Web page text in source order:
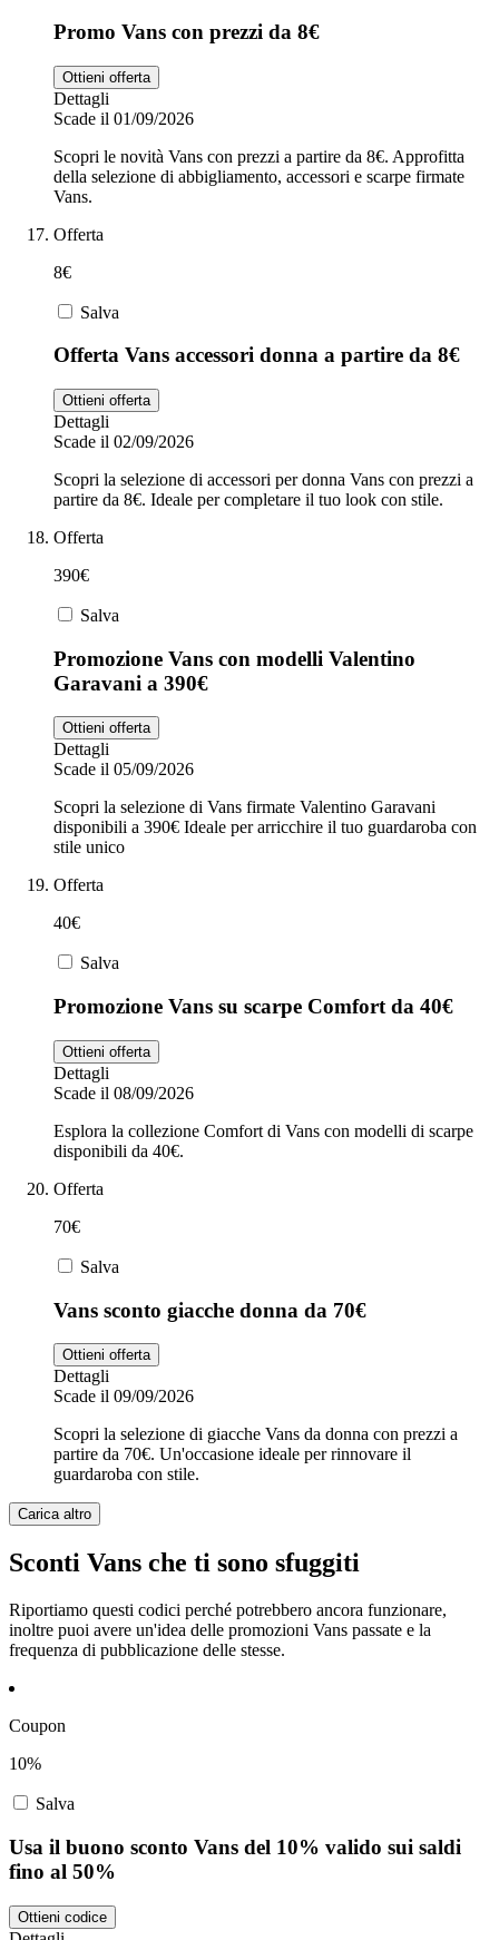
Promo Vans con prezzi da 8€
Ottieni offerta
Dettagli
Scade il 01/09/2026
Scopri le novità Vans con prezzi a partire da 8€. Approfitta
della selezione di abbigliamento, accessori e scarpe firmate
Vans.
Offerta
8€
Salva
Offerta Vans accessori donna a partire da 8€
Ottieni offerta
Dettagli
Scade il 02/09/2026
Scopri la selezione di accessori per donna Vans con prezzi a
partire da 8€. Ideale per completare il tuo look con stile.
Offerta
390€
Salva
Promozione Vans con modelli Valentino
Garavani a 390€
Ottieni offerta
Dettagli
Scade il 05/09/2026
Scopri la selezione di Vans firmate Valentino Garavani
disponibili a 390€ Ideale per arricchire il tuo guardaroba con
stile unico
Offerta
40€
Salva
Promozione Vans su scarpe Comfort da 40€
Ottieni offerta
Dettagli
Scade il 08/09/2026
Esplora la collezione Comfort di Vans con modelli di scarpe
disponibili da 40€.
Offerta
70€
Salva
Vans sconto giacche donna da 70€
Ottieni offerta
Dettagli
Scade il 09/09/2026
Scopri la selezione di giacche Vans da donna con prezzi a
partire da 70€. Un'occasione ideale per rinnovare il
guardaroba con stile.
Carica altro
Sconti Vans che ti sono sfuggiti
Riportiamo questi codici perché potrebbero ancora funzionare,
inoltre puoi avere un'idea delle promozioni Vans passate e la
frequenza di pubblicazione delle stesse.
Coupon
10%
Salva
Usa il buono sconto Vans del 10% valido sui saldi
fino al 50%
Ottieni codice